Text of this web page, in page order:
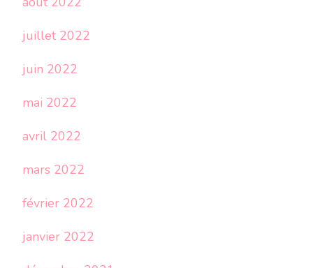
juillet 2022
juin 2022
mai 2022
avril 2022
mars 2022
février 2022
janvier 2022